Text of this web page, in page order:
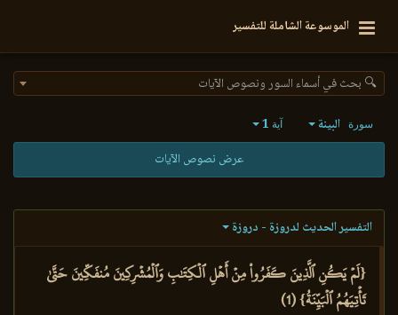
الموسوعة الشاملة للتفسير
🔍 بحث في أسماء السور ونصوص الآيات
سورة البينة آية 1
عرض نصوص الآيات
التفسير الحديث لدروزة - دروزة
{لَمۡ يَكُنِ ٱلَّذِينَ كَفَرُواْ مِنۡ أَهۡلِ ٱلۡكِتَٰبِ وَٱلۡمُشۡرِكِينَ مُنفَكِّينَ حَتَّىٰ
تَأۡتِيَهُمُ ٱلۡبَيِّنَةُ} (1)